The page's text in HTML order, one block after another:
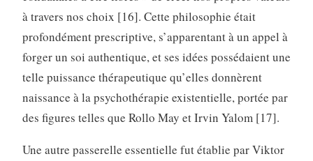
à travers nos choix [16]. Cette philosophie était
profondément prescriptive, s’apparentant à un appel à
forger un soi authentique, et ses idées possédaient une
telle puissance thérapeutique qu’elles donnèrent
naissance à la psychothérapie existentielle, portée par
des figures telles que Rollo May et Irvin Yalom [17].
Une autre passerelle essentielle fut établie par Viktor